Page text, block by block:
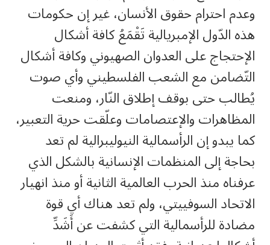
وعدم احترام حقوق الأنسان، غير إن حكومات
هذه الدّول الإمبريالية تَقْمَعُ كافة أشكال
الإحتجاج على العدوان الصهيوني وكافة أشكال
التّضامن مع الشعب الفلسطيني وأي صوت
يُطالب حتى بوقف إطلاق النّار، ومنعت
المظاهرات والإعتصامات وعلّقت حرية التعبير،
كما يبدو إن الرأسمالية النيوليبرالية لم تعد
بحاجة إلى المنظمات الإنسانية بالشكل الذي
عرفناه منذ الحرب العالمية الثانية أو منذ انهيار
الاتحاد السوفييتي، ولم تعد هناك أي قوة
مضادة للرأسمالية التي كشفت عن أَشَدِّ